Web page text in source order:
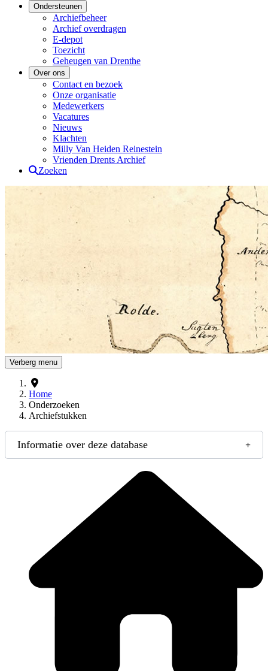
Ondersteunen
Archiefbeheer
Archief overdragen
E-depot
Toezicht
Geheugen van Drenthe
Over ons
Contact en bezoek
Onze organisatie
Medewerkers
Vacatures
Nieuws
Klachten
Milly Van Heiden Reinestein
Vrienden Drents Archief
Zoeken
Drents Archief
Verberg menu
Home
Onderzoeken
Archiefstukken
Informatie over deze database